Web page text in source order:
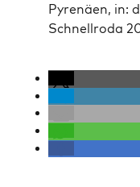
Pyrenäen, in:
Schnell­ro­da